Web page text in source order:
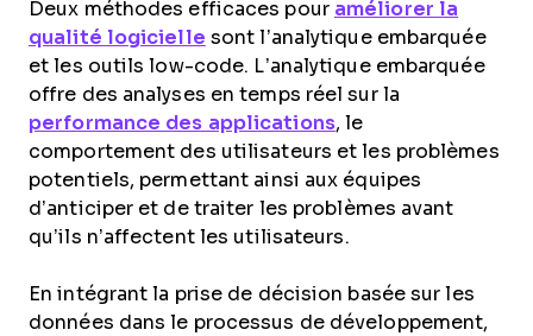
Deux méthodes efficaces pour améliorer la
qualité logicielle sont l’analytique embarquée
et les outils low-code. L’analytique embarquée
offre des analyses en temps réel sur la
performance des applications, le
comportement des utilisateurs et les problèmes
potentiels, permettant ainsi aux équipes
d’anticiper et de traiter les problèmes avant
qu’ils n’affectent les utilisateurs.
En intégrant la prise de décision basée sur les
données dans le processus de développement,